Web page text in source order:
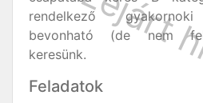
rendelkező
bevonható (de nem
keresünk.
Feladatok